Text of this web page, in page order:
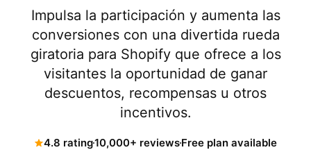
Impulsa la participación y aumenta las
conversiones con una divertida rueda
giratoria para Shopify que ofrece a los
visitantes la oportunidad de ganar
descuentos, recompensas u otros
incentivos.
4.8 rating10,000+ reviewsFree plan available